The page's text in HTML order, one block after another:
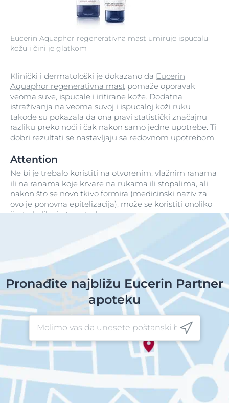
Eucerin Aquaphor regenerativna mast umiruje ispucalu
kožu i čini je glatkom
Klinički i dermatološki je dokazano da Eucerin
Aquaphor regenerativna mast pomaže oporavak
veoma suve, ispucale i iritirane kože. Dodatna
istraživanja na veoma suvoj i ispucaloj koži ruku
takođe su pokazala da ona pravi statistički značajnu
razliku preko noći i čak nakon samo jedne upotrebe. Ti
dobri rezultati se nastavljaju sa redovnom upotrebom.
Attention
Ne bi je trebalo koristiti na otvorenim, vlažnim ranama
ili na ranama koje krvare na rukama ili stopalima, ali,
nakon što se novo tkivo formira (medicinski naziv za
ovo je ponovna epitelizacija), može se koristiti onoliko
često koliko je to potrebno.
Pronađite najbližu Eucerin Partner
apoteku